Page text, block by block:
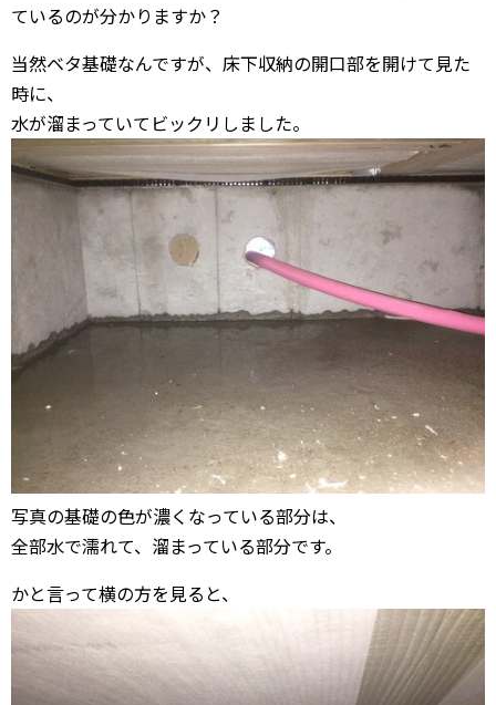
ているのが分かりますか？
当然ベタ基礎なんですが、床下収納の開口部を開けて見た
時に、
水が溜まっていてビックリしました。
写真の基礎の色が濃くなっている部分は、
全部水で濡れて、溜まっている部分です。
かと言って横の方を見ると、